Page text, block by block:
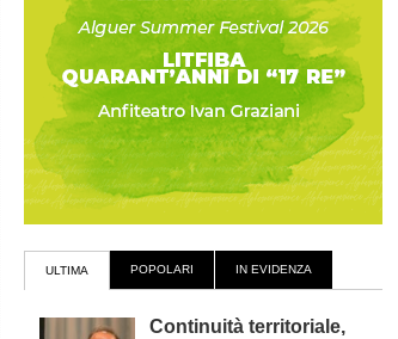
ULTIMA POPOLARI IN EVIDENZA
Continuità territoriale,